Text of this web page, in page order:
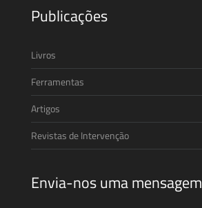
Publicações
Livros
Ferramentas
Artigos
Revistas de Intervenção
Envia-nos uma mensagem